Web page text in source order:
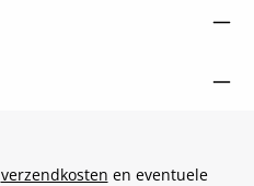
verzendkosten en eventuele